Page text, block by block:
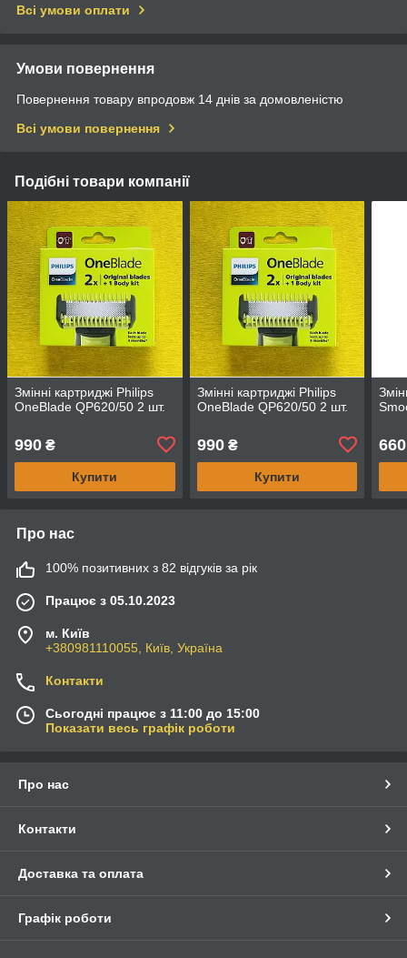
Всі умови оплати
Умови повернення
Повернення товару впродовж 14 днів за домовленістю
Всі умови повернення
Подібні товари компанії
Змінні картриджі Philips
OneBlade QP620/50 2 шт.
990 ₴
Купити
Змінні картриджі Philips
OneBlade QP620/50 2 шт.
990₴
Купити
660
Про нас
100% позитивних з 82 відгуків за рік
Працює з 05.10.2023
м. Київ
+380981110055, Київ, Україна
Контакти
Сьогодні працює з 11:00 до 15:00
Показати весь графік роботи
Про нас
Контакти
Доставка та оплата
Графік роботи